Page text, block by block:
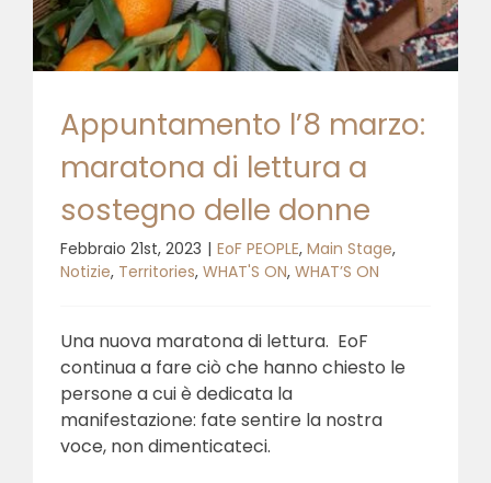
Appuntamento l’8 marzo:
maratona di lettura a
sostegno delle donne
Febbraio 21st, 2023 | EoF PEOPLE, Main Stage,
Notizie, Territories, WHAT'S ON, WHAT’S ON
Una nuova maratona di lettura. EoF
continua a fare ciò che hanno chiesto le
persone a cui è dedicata la
manifestazione: fate sentire la nostra
voce, non dimenticateci.